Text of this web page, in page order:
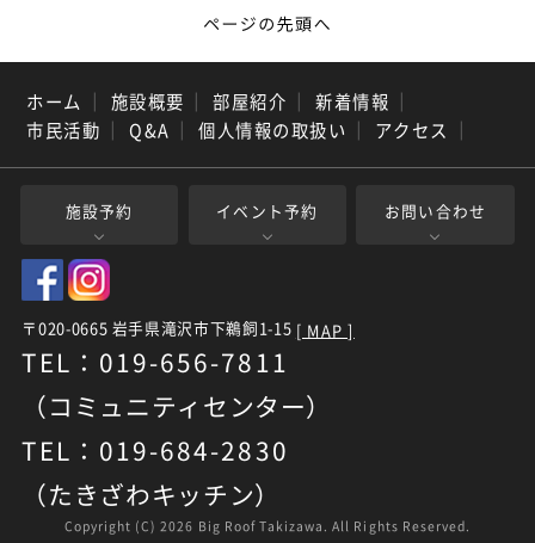
ホーム ｜ 施設概要 ｜ 部屋紹介 ｜ 新着情報 ｜
市民活動 ｜ Q&A ｜ 個人情報の取扱い ｜ アクセス ｜
施設予約 イベント予約 お問い合わせ
〒020-0665 岩手県滝沢市下鵜飼1-15 [ MAP ]
TEL：019-656-7811
（コミュニティセンター）
TEL：019-684-2830
（たきざわキッチン）
Copyright (C)2026 Big Roof Takizawa. All Rights Reserved.